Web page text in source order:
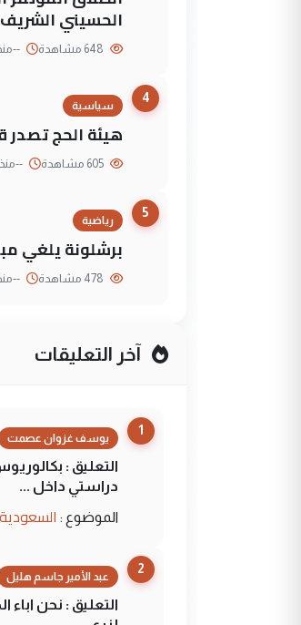
الحسيني
--منذ 6
4
سياسية
هيئة الحج
--منذ 9 ساعة
5
رياضية
برشلونة يلغي
--منذ 12
آخر التعليقات
1
يوسف غزوان عصمت
التعليق :
دراستي داخل ...
الموضوع : السعودية توافق
2
عبد الأمير جاسم هليل
التعليق : نحن